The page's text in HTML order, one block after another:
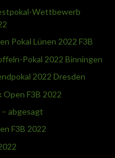
Wettbewerb
Pokal Lünen 2022 F3B
Pokal 2022 Binningen
2022 Dresden
Open F3B 2022
– abgesagt
F3B 2022